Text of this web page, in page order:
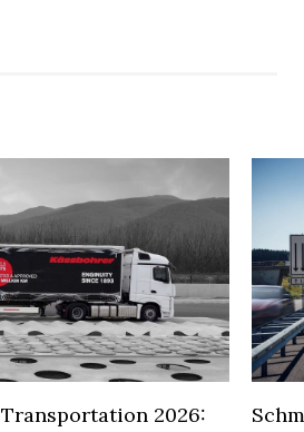
2026: